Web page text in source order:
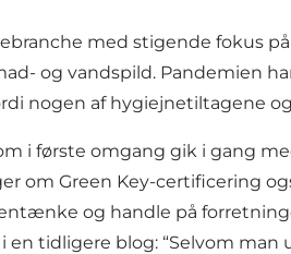
med stigende fokus
og vandspild. Pandemien
nogen af hygiejnetiltagene
i første omgang gik i gang
om Green Key-certificering
og handle på
en tidligere blog: “Selvom